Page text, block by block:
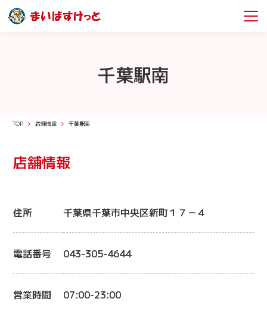
千葉駅南
TOP 店舗情報 千葉駅南
店舗情報
住所 千葉県千葉市中央区新町１７－４
電話番号 043-305-4644
営業時間 07:00-23:00